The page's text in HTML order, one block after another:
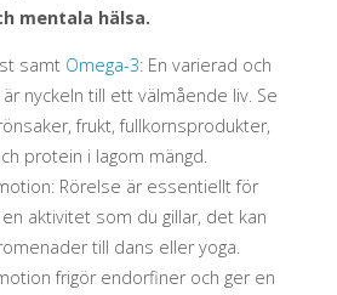
mentala hälsa.
samt Omega-3: En varierad och
nyckeln till ett välmående liv. Se
frukt, fullkornsprodukter,
protein i lagom mängd.
Rörelse är essentiellt för
aktivitet som du gillar, det kan
till dans eller yoga.
frigör endorfiner och ger en